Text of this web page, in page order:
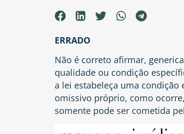
ERRADO
Não é correto afirmar,
qualidade ou condição
a lei estabeleça uma
omissivo próprio, como
somente pode ser cometida